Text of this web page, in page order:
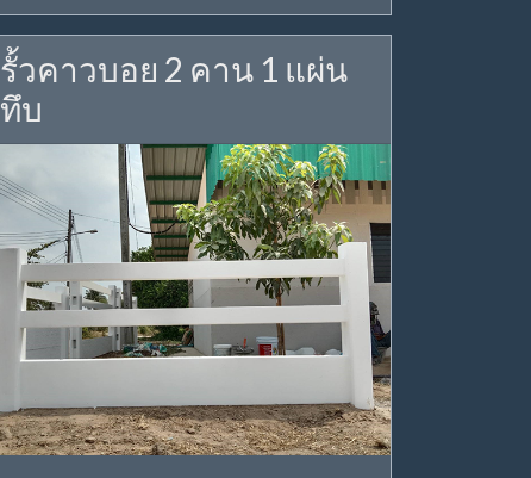
รั้วคาวบอย 2 คาน 1 แผ่น
ทึบ